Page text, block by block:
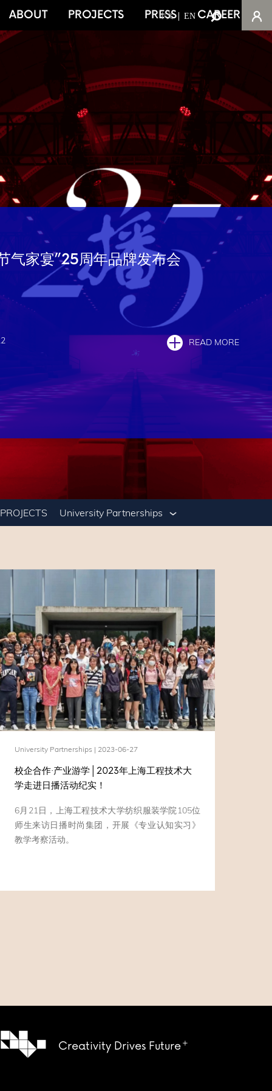
ABOUT PROJECTS PRESS CAREER
中文 EN
气家宴”25周年品牌发布会
READ MORE
PROJECTS University Partnerships
University Partnerships | 2023-06-27
校企合作·产业游学│2023年上海工程技术大
学走进日播活动纪实！
6月21日，上海工程技术大学纺织服装学院105位
师生来访日播时尚集团，开展《专业认知实习》
教学考察活动。
Creativity Drives Future